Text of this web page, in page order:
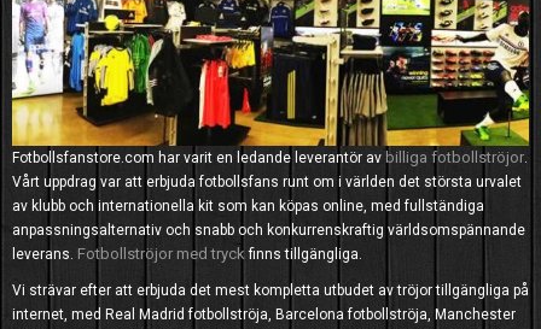
Fotbollsfanstore.com har varit en ledande leverantör av billiga fotbollströjor.
Vårt uppdrag var att erbjuda fotbollsfans runt om i världen det största urvalet
av klubb och internationella kit som kan köpas online, med fullständiga
anpassningsalternativ och snabb och konkurrenskraftig världsomspännande
leverans. Fotbollströjor med tryck finns tillgängliga.
Vi strävar efter att erbjuda det mest kompletta utbudet av tröjor tillgängliga på
internet, med Real Madrid fotbollströja, Barcelona fotbollströja, Manchester